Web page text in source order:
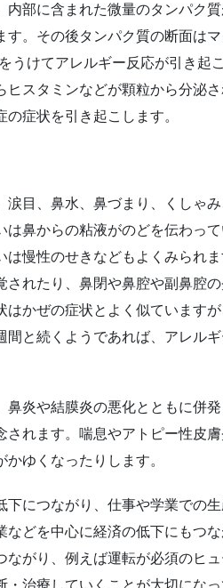
部に含まれた微量のタンパク
。その後タンパク質の断面は
うけてアレルギー反応が引き起
スタミンなどが顆粒から分泌
症状を引き起こします。
目、鼻水、鼻づまり、くしゃ
鼻からの粘液がのどを伝わっ
慢性のせきなどもよくみられ
れたり、鼻閉や鼻腔や副鼻腔
かぜの症状とよく似ています
と続くようであれば、アレル
炎や結膜炎の悪化とともに併
れます。喘息やアトピー性皮
ゆくなったりします。
につながり、仕事や学業での
どを中心に経済の低下にもつ
がり、例えば運転が必須のヒ
治療していくことが大切になっ